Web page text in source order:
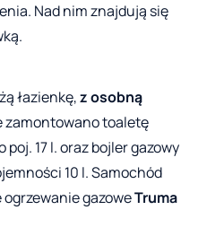
Nad nim znajdują się
łazienkę,z osobną
zamontowano toaletę
17 l. oraz bojler gazowy
10 l. Samochód
gazoweTruma